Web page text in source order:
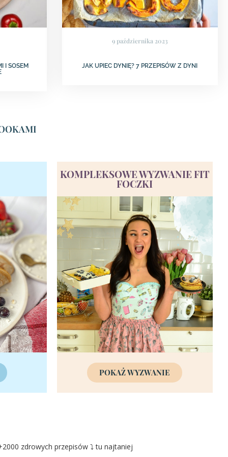
I SOSEM
9 października 2023
JAK UPIEC DYNIĘ? 7 PRZEPISÓW Z DYNI
KOMPLEKSOWE WYZWANIE FIT
FOCZKI
POKAŻ WYZWANIE
zdrowych przepisów ⤵️ tu najtaniej